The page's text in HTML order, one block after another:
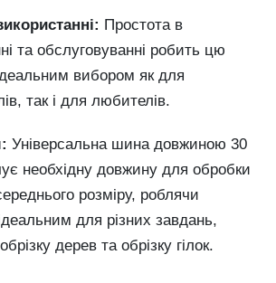
Простота в
та обслуговуванні робить цю
вибором як для
так і для любителів.
Універсальна шина довжиною 30
необхідну довжину для обробки
розміру, роблячи
для різних завдань,
дерев та обрізку гілок.